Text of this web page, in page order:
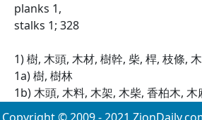
planks 1,
stalks 1; 328
1) 樹, 木頭, 木材, 樹幹, 柴, 桿, 枝條,
1a) 樹, 樹林
1b) 木頭, 木料, 木架, 木柴, 香柏木, 木